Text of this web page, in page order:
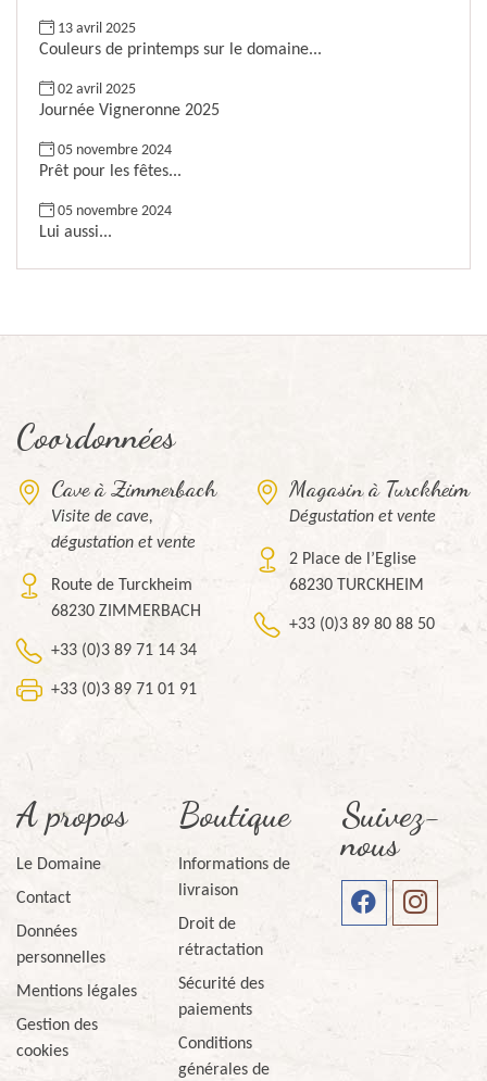
13 avril 2025
Couleurs de printemps sur le domaine...
02 avril 2025
Journée Vigneronne 2025
05 novembre 2024
Prêt pour les fêtes...
05 novembre 2024
Lui aussi...
Coordonnées
Cave à Zimmerbach
Visite de cave,
dégustation et vente
Route de Turckheim
68230 ZIMMERBACH
+33 (0)3 89 71 14 34
+33 (0)3 89 71 01 91
Magasin à Turckheim
Dégustation et vente
2 Place de l’Eglise
68230 TURCKHEIM
+33 (0)3 89 80 88 50
A propos
Le Domaine
Contact
Données
personnelles
Mentions légales
Gestion des
cookies
Boutique
Informations de
livraison
Droit de
rétractation
Sécurité des
paiements
Conditions
générales de
Suivez-
nous